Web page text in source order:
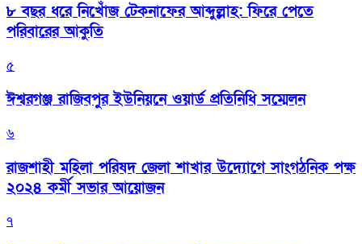
৮ বছর ধরে নিখোঁজ টেকনাফের আব্দুল্লাহ: ফিরে পেতে
পরিবারের আকুতি
৫
ঈশ্বরগঞ্জ রাজিবপুর ইউনিয়নে ওয়ার্ড প্রতিনিধি সম্মেলন
৬
রাজশাহী মহিলা পরিষদ জেলা শাখার উদ্যোগে সাংগঠনিক পক্ষ
২০২৪ কর্মী সভার আয়োজন
৭